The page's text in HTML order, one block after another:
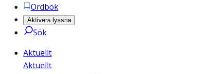
Ordbok
Aktivera lyssna
Sök
Aktuellt
Aktuellt